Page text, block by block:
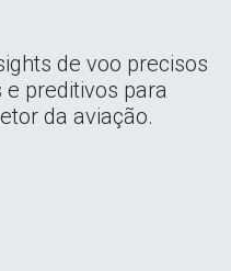
de voo precisos
preditivos para
da aviação.